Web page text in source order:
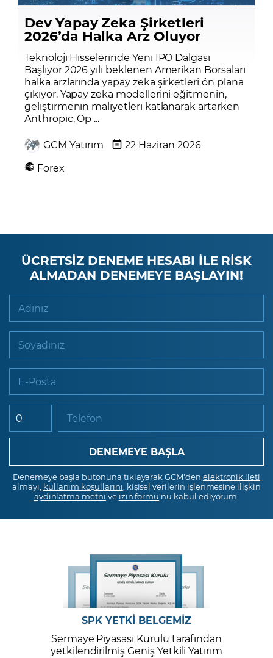
Dev Yapay Zeka Şirketleri
2026’da Halka Arz Oluyor
Teknoloji Hisselerinde Yeni IPO Dalgası
Başlıyor 2026 yılı beklenen Amerikan Borsaları
halka arzlarında yapay zeka şirketleri ön plana
çıkıyor. Yapay zeka modellerini eğitmenin,
geliştirmenin maliyetleri katlanarak artarken
Anthropic, Op ...
GCM Yatırım
22 Haziran 2026
Forex
ÜCRETSİZ DENEME HESABI İLE RİSK
ALMADAN DENEMEYE BAŞLAYIN!
Adınız
Soyadınız
E-Posta
Telefon
Denemeye başla butonuna tıklayarak GCM'den elektronik ileti
almayı, kullanım koşullarını , kişisel verilerin işlenmesine ilişkin
aydınlatma metni ve izin formu'nu kabul ediyorum.
SPK YETKİ BELGEMİZ
Sermaye Piyasası Kurulu tarafından
yetkilendirilmiş Geniş Yetkili Yatırım